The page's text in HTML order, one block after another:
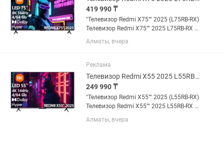
419 990 ₸
"Телевизор Redmi X75"" 2025 (L75RB-RX)
Телевизор Redmi X75"" 2025 L75RB-RX –
доступный вариант для тех, кто ищет
качественное устройство и для
обладает...
Алматы, вчера
Реклама
Телевизор Redmi X55 2025 L55RB-RX [140см, 4K/144Hz, Direct LED 450Нит]
249 990 ₸
"Телевизор Redmi X55"" 2025 (L55RB-RX)
Телевизор Redmi X55"" 2025 L55RB-RX –
качественное устройство и для
Алматы, вчера